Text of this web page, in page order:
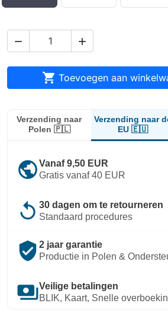
 
 Toevoegen aan
Verzending naar
Polen 🇵🇱
Verzending naar
EU 🇪🇺
publicVanaf 9,50 EUR
Gratis vanaf 40 EUR
replay 30 dagen om te retourneren
Standaard procedures
verified_user 2 jaar garantie
Productie in Polen &
paymentsVeilige betalingen
BLIK, Kaart, Snelle